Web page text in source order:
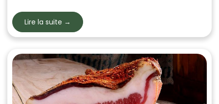
Lire la suite →